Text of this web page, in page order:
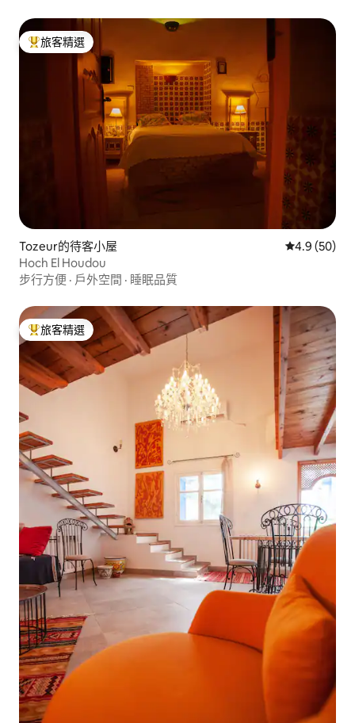
旅客精選榜首
旅客精選
Tozeur的待客小屋 從 50 則評
4.9 (50)
Hoch El Houdou
步行方便 · 戶外空間 · 睡眠品質
旅客精選榜首
旅客精選